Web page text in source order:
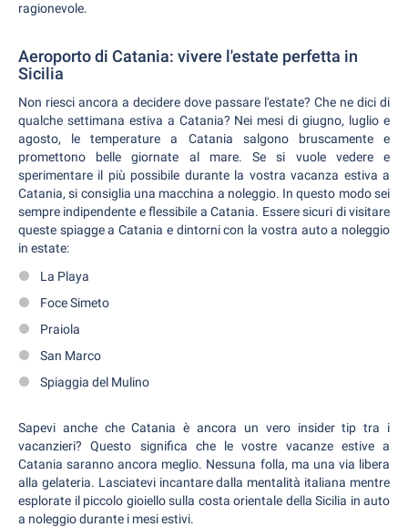
ragionevole.
Aeroporto di Catania: vivere l'estate perfetta in
Sicilia
Non riesci ancora a decidere dove passare l'estate? Che ne dici di
qualche settimana estiva a Catania? Nei mesi di giugno, luglio e
agosto, le temperature a Catania salgono bruscamente e
promettono belle giornate al mare. Se si vuole vedere e
sperimentare il più possibile durante la vostra vacanza estiva a
Catania, si consiglia una macchina a noleggio. In questo modo sei
sempre indipendente e flessibile a Catania. Essere sicuri di visitare
queste spiagge a Catania e dintorni con la vostra auto a noleggio
in estate:
La Playa
Foce Simeto
Praiola
San Marco
Spiaggia del Mulino
Sapevi anche che Catania è ancora un vero insider tip tra i
vacanzieri? Questo significa che le vostre vacanze estive a
Catania saranno ancora meglio. Nessuna folla, ma una via libera
alla gelateria. Lasciatevi incantare dalla mentalità italiana mentre
esplorate il piccolo gioiello sulla costa orientale della Sicilia in auto
a noleggio durante i mesi estivi.